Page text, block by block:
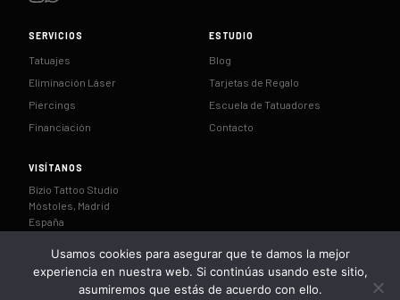
SERVICIOS
Tatuajes
Eliminación Láser
Piercings
Financiación
ESTUDIO
Blog
Tarjetas de Regalo
Escuela de Tatuadores
Contacto
VISÍTANOS
Bizio Tattoo Studio
Móstoles, Madrid
España
CÓMO LLEGAR
Usamos cookies para asegurar que te damos la mejor
experiencia en nuestra web. Si continúas usando este sitio,
asumiremos que estás de acuerdo con ello.